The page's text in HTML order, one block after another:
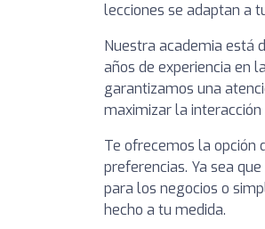
lecciones se adaptan a
Nuestra academia está
años de experiencia en
garantizamos una
maximizar la interacción
Te ofrecemos la opción
preferencias. Ya sea
para los negocios o
hecho a tu medida.